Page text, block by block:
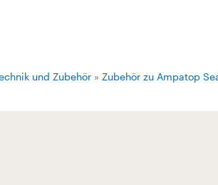
und Zubehör » Zubehör zu Ampatop